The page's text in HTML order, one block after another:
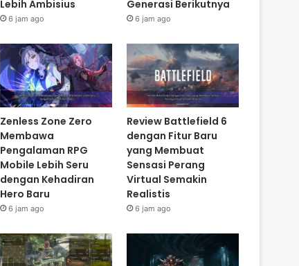
Lebih Ambisius
6 jam ago
Generasi Berikutnya
6 jam ago
Zenless Zone Zero
Membawa
Pengalaman RPG
Mobile Lebih Seru
dengan Kehadiran
Hero Baru
6 jam ago
Review Battlefield 6
dengan Fitur Baru
yang Membuat
Sensasi Perang
Virtual Semakin
Realistis
6 jam ago